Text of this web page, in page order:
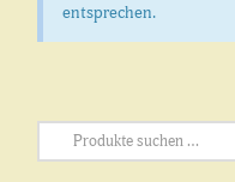
entsprechen.
Suchen
nach: